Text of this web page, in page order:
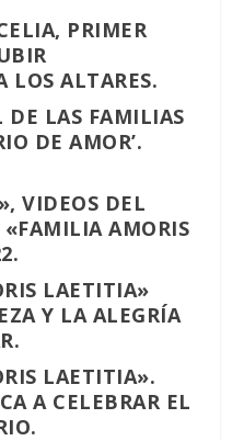
PRIMER
LOS ALTARES.
LAS FAMILIAS
DE AMOR’.
VIDEOS DEL
AMORIS
LAETITIA»
Y LA ALEGRÍA
LAETITIA».
A CELEBRAR EL